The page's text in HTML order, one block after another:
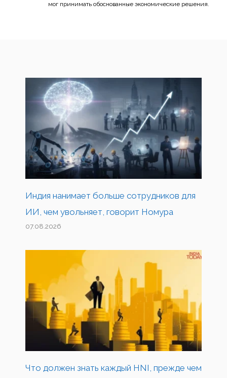
мог принимать обоснованные экономические решения.
Индия нанимает больше сотрудников для
ИИ, чем увольняет, говорит Номура
07.08.2026
Что должен знать каждый HNI, прежде чем